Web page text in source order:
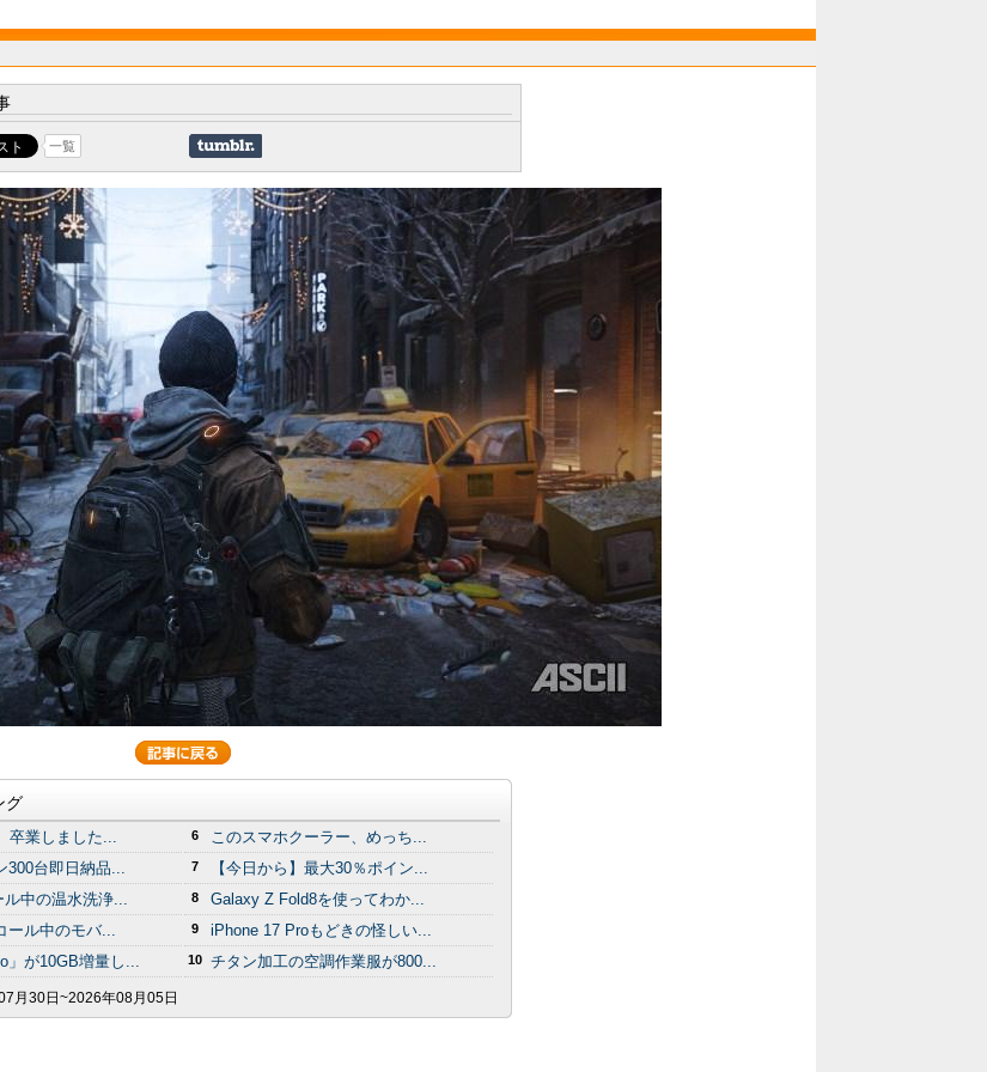
一覧
グ
卒業しました...
300台即日納品...
中の温水洗浄...
ール中のモバ...
」が10GB増量し...
6 このスマホクーラー、めっち...
7 【今日から】最大30％ポイン...
8 Galaxy Z Fold8を使ってわか...
9 iPhone 17 Proもどきの怪しい...
10 チタン加工の空調作業服が800...
月30日~2026年08月05日